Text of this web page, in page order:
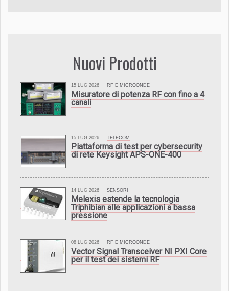
Nuovi Prodotti
15 LUG 2026 RF E MICROONDE
Misuratore di potenza RF con fino a 4
canali
15 LUG 2026 TELECOM
Piattaforma di test per cybersecurity
di rete Keysight APS-ONE-400
14 LUG 2026 SENSORI
Melexis estende la tecnologia
Triphibian alle applicazioni a bassa
pressione
08 LUG 2026 RF E MICROONDE
Vector Signal Transceiver NI PXI Core
per il test dei sistemi RF